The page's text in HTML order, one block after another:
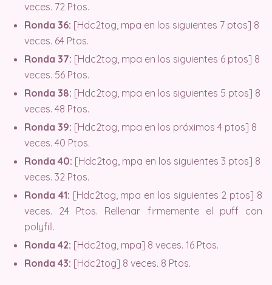
veces. 72 Ptos.
Ronda 36: [Hdc2tog, mpa en los siguientes 7 ptos] 8
veces. 64 Ptos.
Ronda 37: [Hdc2tog, mpa en los siguientes 6 ptos] 8
veces. 56 Ptos.
Ronda 38: [Hdc2tog, mpa en los siguientes 5 ptos] 8
veces. 48 Ptos.
Ronda 39: [Hdc2tog, mpa en los próximos 4 ptos] 8
veces. 40 Ptos.
Ronda 40: [Hdc2tog, mpa en los siguientes 3 ptos] 8
veces. 32 Ptos.
Ronda 41: [Hdc2tog, mpa en los siguientes 2 ptos] 8
veces. 24 Ptos. Rellenar firmemente el puff con
polyfill.
Ronda 42: [Hdc2tog, mpa] 8 veces. 16 Ptos.
Ronda 43: [Hdc2tog] 8 veces. 8 Ptos.